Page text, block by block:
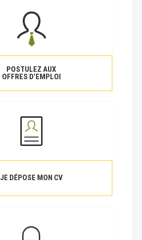
POSTULEZ AUX
OFFRES D’EMPLOI
JE DÉPOSE MON CV